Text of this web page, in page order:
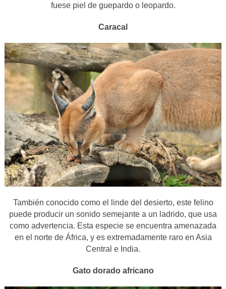
fuese piel de guepardo o leopardo.
Caracal
También conocido como el linde del desierto, este felino
puede producir un sonido semejante a un ladrido, que usa
como advertencia. Esta especie se encuentra amenazada
en el norte de África, y es extremadamente raro en Asia
Central e India.
Gato dorado africano